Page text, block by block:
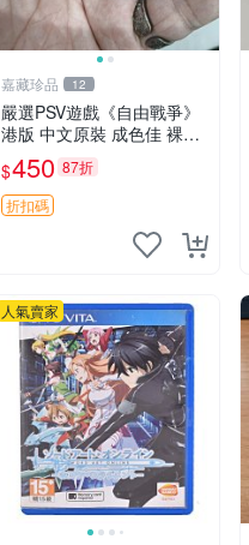
嘉藏珍品 12
嚴選PSV遊戲《自由戰爭》
港版 中文原裝 成色佳 裸卡
自由戰爭 PSV 港版 中文
$450 87折
折扣碼
人氣賣家